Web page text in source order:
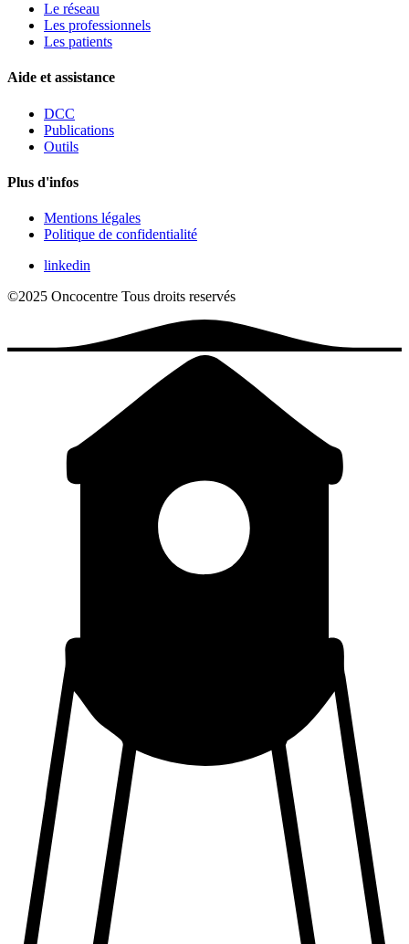
Le réseau
Les professionnels
Les patients
Aide et assistance
DCC
Publications
Outils
Plus d'infos
Mentions légales
Politique de confidentialité
linkedin
©2025 Oncocentre Tous droits reservés